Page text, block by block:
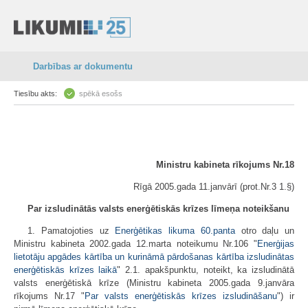
Darbības ar dokumentu
Tiesību akts: spēkā esošs
Ministru kabineta rīkojums Nr.18
Rīgā 2005.gada 11.janvārī (prot.Nr.3 1.§)
Par izsludinātās valsts enerģētiskās krīzes līmeņa noteikšanu
1. Pamatojoties uz Enerģētikas likuma 60.pantaotro daļu un
Ministru kabineta 2002.gada 12.marta noteikumu Nr.106 " Enerģijas
lietotāju apgādes kārtība un kurināmā pārdošanas kārtība izsludinātas
enerģētiskās krīzes laikā" 2.1. apakšpunktu, noteikt, ka izsludinātā
valsts enerģētiskā krīze (Ministru kabineta 2005.gada 9.janvāra
rīkojums Nr.17 " Par valsts enerģētiskās krīzes izsludināšanu") ir